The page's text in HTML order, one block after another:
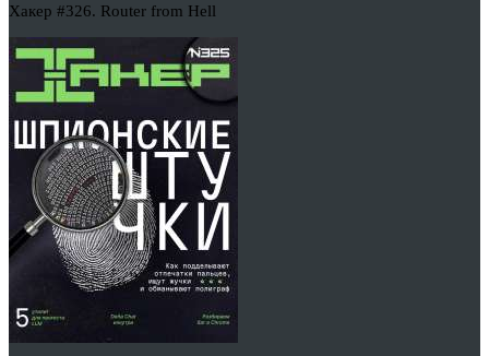
Хакер #326. Router from Hell